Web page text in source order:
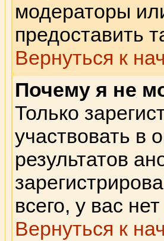
модераторы
предоставить
Вернуться к
Почему я не
Только
участвовать в
результатов
всего, у вас
Вернуться к